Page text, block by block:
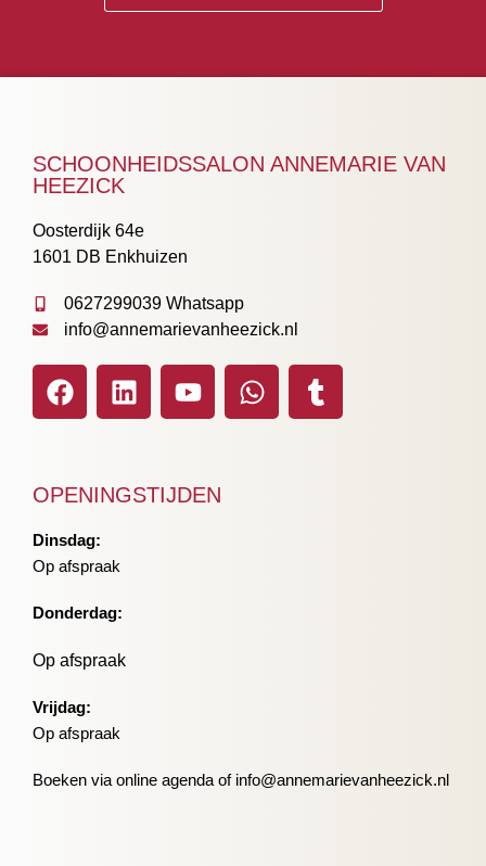
SCHOONHEIDSSALON ANNEMARIE VAN
HEEZICK
Oosterdijk 64e
1601 DB Enkhuizen
0627299039 Whatsapp
info@annemarievanheezick.nl
OPENINGSTIJDEN
Dinsdag:
Op afspraak
Donderdag:
Op afspraak
Vrijdag:
Op afspraak
Boeken via online agenda of info@annemarievanheezick.nl